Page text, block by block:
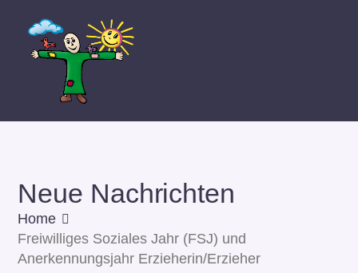
Neue Nachrichten
Home
Freiwilliges Soziales Jahr (FSJ) und
Anerkennungsjahr Erzieherin/Erzieher